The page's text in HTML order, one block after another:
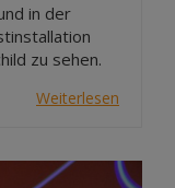
in der
zu sehen.
Weiterlesen